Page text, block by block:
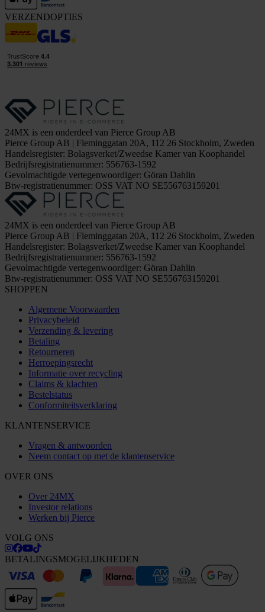
VERZENDOPTIES
24MX is een onderdeel van Pierce Group AB
Pierce Group AB | Fleminggatan 20A, 112 26 Stockholm, Zweden
Handelsregister: Bolagsverket/Zweedse Kamer van Koophandel
Bedrijfsregistratienummer: 556763-1592
Gevolmachtigde vertegenwoordiger: Göran Dahlin
Btw-registratienummer: OSS VAT NO SE556763159201
24MX is een onderdeel van Pierce Group AB
Pierce Group AB | Fleminggatan 20A, 112 26 Stockholm, Zweden
Handelsregister: Bolagsverket/Zweedse Kamer van Koophandel
Bedrijfsregistratienummer: 556763-1592
Gevolmachtigde vertegenwoordiger: Göran Dahlin
Btw-registratienummer: OSS VAT NO SE556763159201
SHOPPEN
Algemene Voorwaarden
Privacybeleid
Verzending & levering
Betaling
Retourneren
Herroepingsrecht
Informatie over recycling
Claims & klachten
Bestelstatus
Conformiteitsverklaring
KLANTENSERVICE
Vragen & antwoorden
Neem contact op met de klantenservice
OVER ONS
Over 24MX
Investor relations
Werken bij Pierce
VOLG ONS
BETALINGSMOGELIJKHEDEN